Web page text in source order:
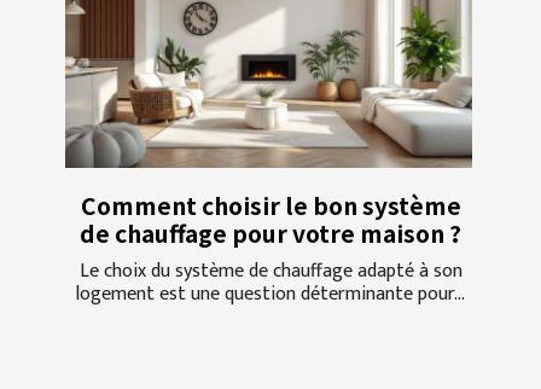
Comment choisir le bon système
de chauffage pour votre maison ?
Le choix du système de chauffage adapté à son
logement est une question déterminante pour...